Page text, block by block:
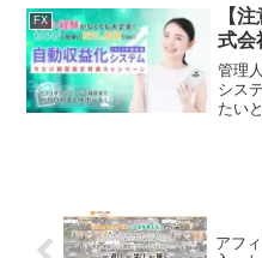
に基
任者
FX
【
式会
管理
シス
たい
アフ